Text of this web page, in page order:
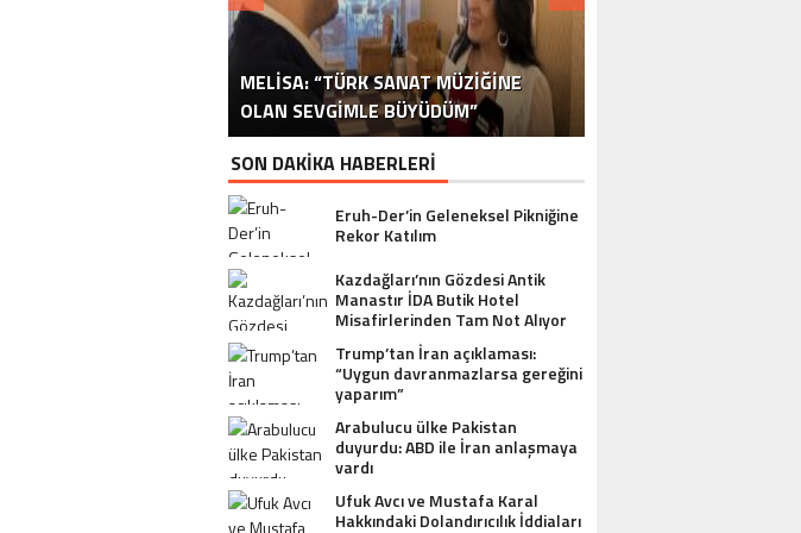
MELISA: “TÜRK SANAT MÜZIĞINE
OLAN SEVGIMLE BÜYÜDÜM”
İSPANYA SAĞLIK TURIZMINDE 2026
HEDEFLERINI BÜYÜTÜYOR
DR. ALI YÜKSELOĞLU, TÜRKIYE’NIN
2026 SAĞLIK TURIZMI VIZYONUNU
AÇIKLADI
“YAPIMCI MUSTAFA USLU HAKKINDA
SUÇ DUYURUSU”
USTA YÖNETMEN MURAT UYGUR’DAN
ULUSLARARASI AKSIYON FILMI
ÜNLÜ YAPIMCI MUSTAFA USLU VE EŞI
HAKKINDA UYUŞTURUCU ŞIKÂYETI
İSTANBUL’DAN BINGÖL’E 3 MILYON
TL’LIK GÖNÜL KÖPRÜSÜ
TURIZM SEKTÖRÜNÜN DENEYIMLI
İSMI: FATIH ERSÜ
MUSTAFA USLU HAKKINDAKI
SORUŞTURMADA SESSIZLIK TEPKI
ÇEKIYOR
OYUNCU SINAN ÇALIŞKANOĞLU
KARAKOLLUK OLDU
SON DAKİKA HABERLERİ
Eruh-Der’in Geleneksel Pikniğine
Rekor Katılım
Kazdağları’nın Gözdesi Antik
Manastır İDA Butik Hotel
Misafirlerinden Tam Not Alıyor
Trump’tan İran açıklaması:
“Uygun davranmazlarsa gereğini
yaparım”
Arabulucu ülke Pakistan
duyurdu: ABD ile İran anlaşmaya
vardı
Ufuk Avcı ve Mustafa Karal
Hakkındaki Dolandırıcılık İddiaları